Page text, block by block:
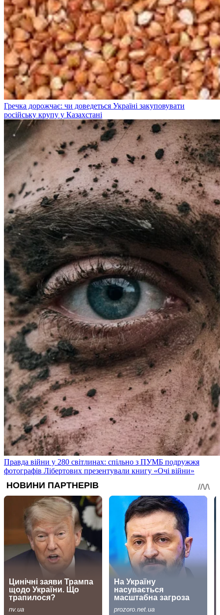
Гречка дорожчає: чи доведеться Україні закуповувати
російську крупу у Казахстані
Правда війни у 280 світлинах: спільно з ПУМБ подружжя
фотографів Лібертових презентували книгу «Очі війни»